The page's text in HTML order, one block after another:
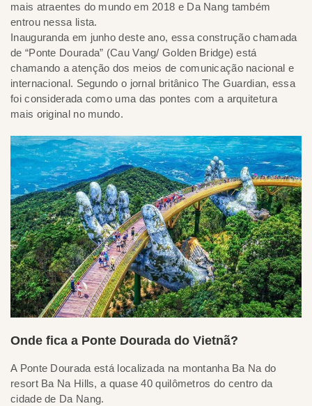
mais atraentes do mundo em 2018 e Da Nang também
entrou nessa lista.
Inauguranda em junho deste ano, essa construção chamada
de “Ponte Dourada” (Cau Vang/ Golden Bridge) está
chamando a atenção dos meios de comunicação nacional e
internacional. Segundo o jornal britânico The Guardian, essa
foi considerada como uma das pontes com a arquitetura
mais original no mundo.
Onde fica a Ponte Dourada do Vietnã?
A Ponte Dourada está localizada na montanha Ba Na do
resort Ba Na Hills, a quase 40 quilômetros do centro da
cidade de Da Nang.